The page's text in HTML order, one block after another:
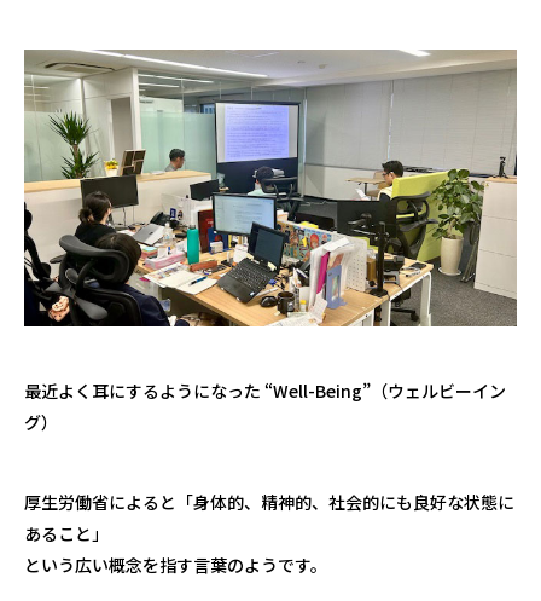
最近よく耳にするようになった “Well-Being”（ウェルビーイン
グ）
厚生労働省によると「身体的、精神的、社会的にも良好な状態に
あること」
という広い概念を指す言葉のようです。